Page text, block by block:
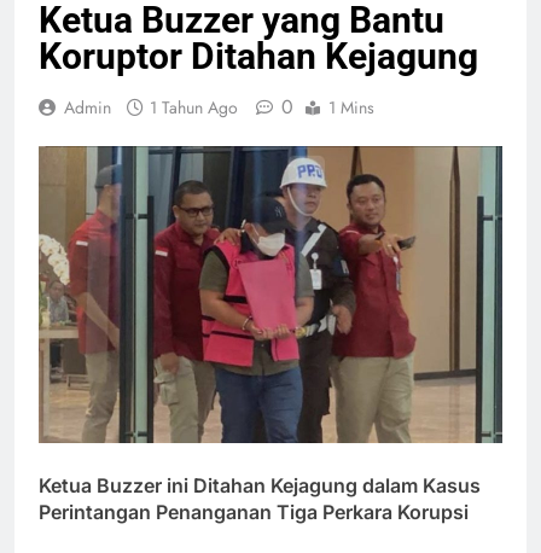
Ketua Buzzer yang Bantu
Koruptor Ditahan Kejagung
Admin 1 Tahun Ago 0 1 Mins
Ketua Buzzer ini Ditahan Kejagung dalam Kasus
Perintangan Penanganan Tiga Perkara Korupsi